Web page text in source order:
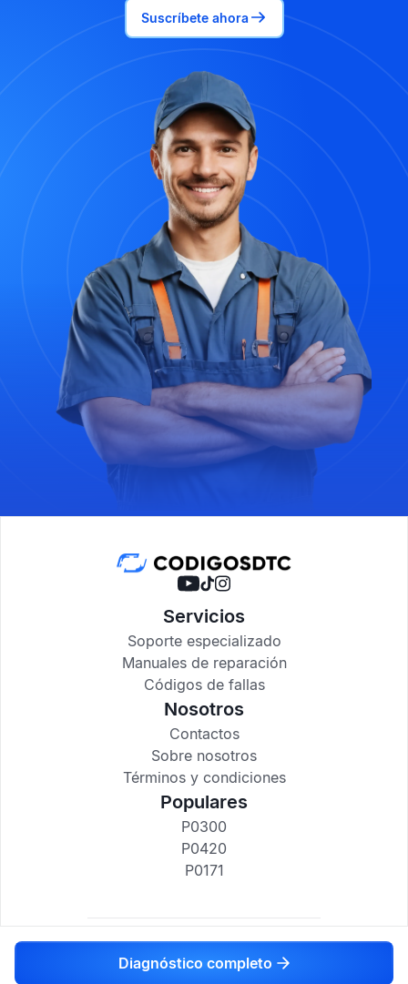
Suscríbete ahora
Diagnóstico completo
Servicios
Soporte especializado
Manuales de reparación
Códigos de fallas
Nosotros
Contactos
Sobre nosotros
Términos y condiciones
Populares
P0300
P0420
P0171
codigosdtc.com © 2017-2025